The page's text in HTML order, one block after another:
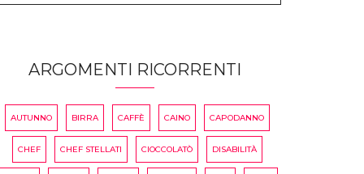
ARGOMENTI RICORRENTI
AUTUNNO BIRRA CAFFÈ CAINO CAPODANNO
CHEF CHEF STELLATI CIOCCOLATÒ DISABILITÀ